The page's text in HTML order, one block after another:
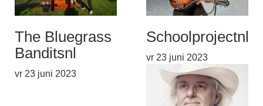
The Bluegrass
Banditsnl
vr 23 juni 2023
Schoolprojectnl
vr 23 juni 2023